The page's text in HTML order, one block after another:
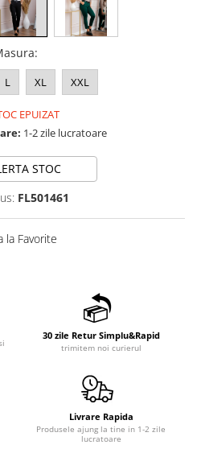
:
L XL XXL
EPUIZAT
1-2 zile lucratoare
STOC
FL501461
la Favorite
30 zile Retur Simplu&Rapid
trimitem noi curierul
Livrare Rapida
Produsele ajung la tine in 1-2 zile
lucratoare